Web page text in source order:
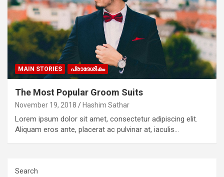
MAIN STORIES പ്രാദേശികം
The Most Popular Groom Suits
November 19, 2018 Hashim Sathar
Lorem ipsum dolor sit amet, consectetur adipiscing elit.
Aliquam eros ante, placerat ac pulvinar at, iaculis…
Search